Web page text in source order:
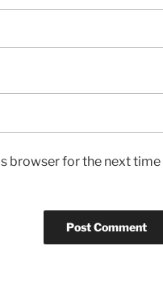
browser for the next time